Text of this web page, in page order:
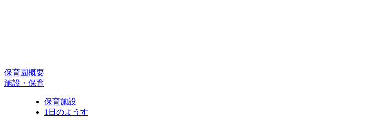
保育園概要
施設・保育
保育施設
1日のようす